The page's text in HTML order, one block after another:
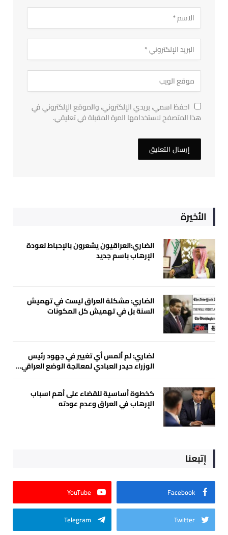
احفظ اسمي، بريدي الإلكتروني، والموقع الإلكتروني في
هذا المتصفح لاستخدامها المرة المقبلة في تعليقي.
الأخيرة
الضاري:العراقيون يشعرون بالإحباط لعودة
الإرهاب باسم جديد
الضاري: مشكلة العراق ليست في تهميش
السنة بل في تهميش كل المكونات
لضاري: لم ألمس أي تغيير في جهود رئيس
الوزراء حيدر العبادي لمعالجة الوضع العراقي…
كخطوة أساسية للقضاء على أهم اسباب
الإرهاب في العراق وعدم عودته
إتبعنا
Facebook
YouTube
Twitter
Telegram